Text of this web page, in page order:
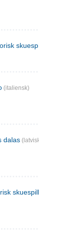
skuespil
(italiensk)
dalas (latvisk)
skuespill (1873)